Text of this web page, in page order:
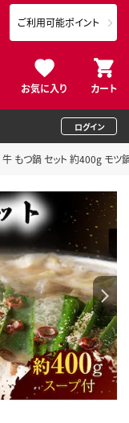
お気に入り カート
ご利用可能ポイント
ログイン
もつ鍋 セット 約400g モ